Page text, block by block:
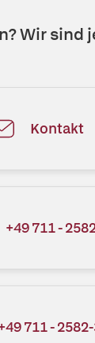
Wir sind
Kontakt
+49 711 -
711 -